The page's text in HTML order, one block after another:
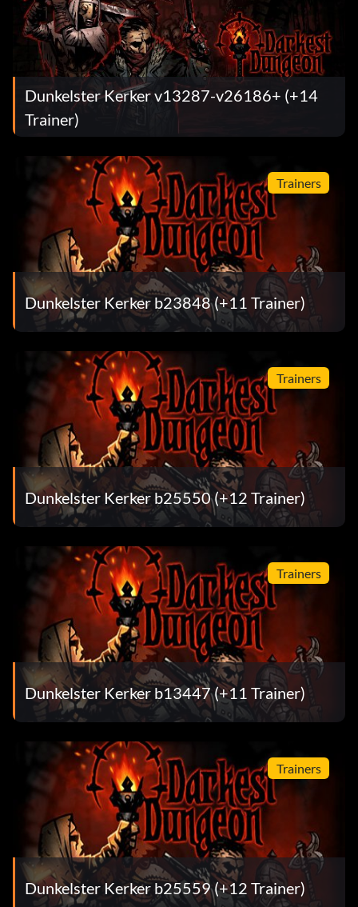
Dunkelster Kerker v13287-v26186+ (+14
Trainer)
Trainers
Dunkelster Kerker b23848 (+11 Trainer)
Trainers
Dunkelster Kerker b25550 (+12 Trainer)
Trainers
Dunkelster Kerker b13447 (+11 Trainer)
Trainers
Dunkelster Kerker b25559 (+12 Trainer)